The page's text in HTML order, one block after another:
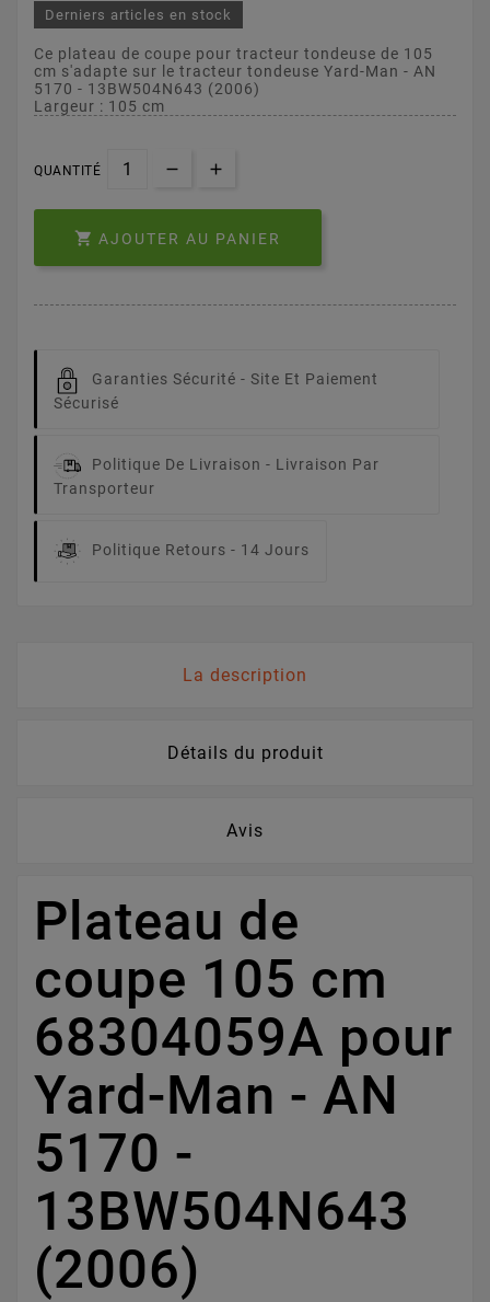
Derniers articles en stock
Ce plateau de coupe pour tracteur tondeuse de 105
cm s'adapte sur le tracteur tondeuse Yard-Man - AN
5170 - 13BW504N643 (2006)
Largeur : 105 cm
QUANTITÉ
 AJOUTER AU PANIER
Garanties Sécurité - Site Et Paiement
Sécurisé
Politique De Livraison - Livraison Par
Transporteur
Politique Retours - 14 Jours
La description
Détails du produit
Avis
Plateau de
coupe 105 cm
68304059A pour
Yard-Man - AN
5170 -
13BW504N643
(2006)